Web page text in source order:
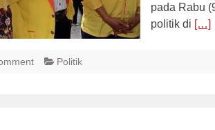
pada Rabu
politik di […]
Politik